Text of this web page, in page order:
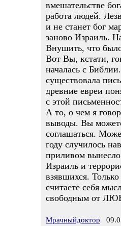
вмешательстве
работа людей.
и не станет бог
заново Израиль.
Внушить, что
Вот Вы, кстати,
началась с
существовала
древние евреи
с этой
А то, о чем я
выводы. Вы
соглашаться.
году случилось
приливом вынесло
Израиль и
взявшихся.
считаете себя
свободным от
Мрачныйдоктор